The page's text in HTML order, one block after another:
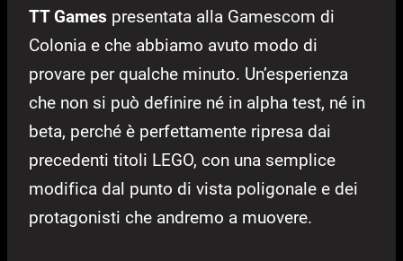
TT Games presentata alla Gamescom di
Colonia e che abbiamo avuto modo di
provare per qualche minuto. Un’esperienza
che non si può definire né in alpha test, né in
beta, perché è perfettamente ripresa dai
precedenti titoli LEGO, con una semplice
modifica dal punto di vista poligonale e dei
protagonisti che andremo a muovere.